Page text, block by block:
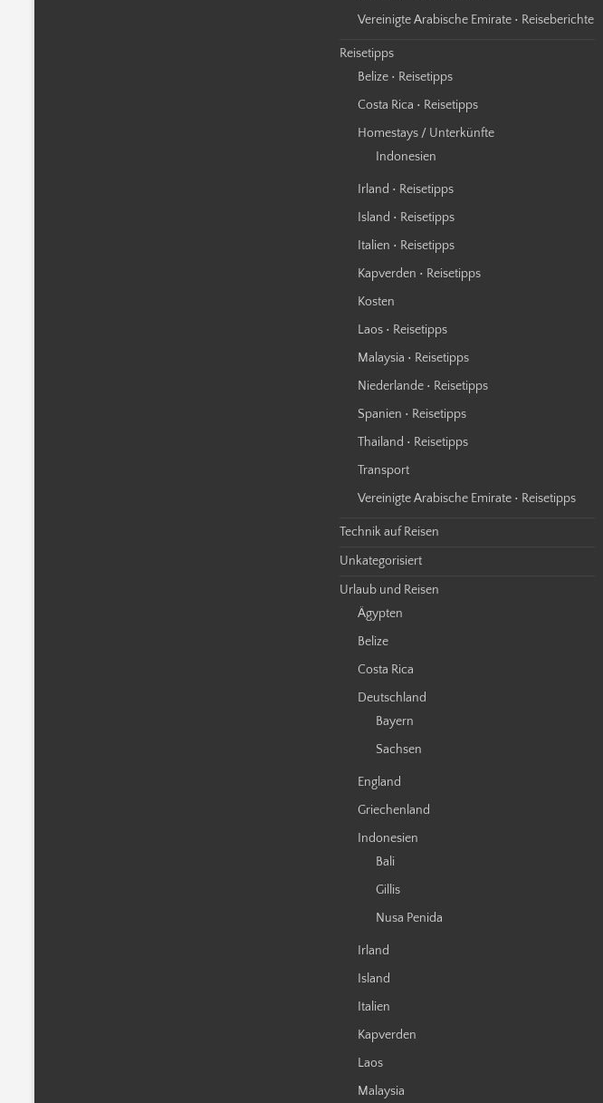
Vereinigte Arabische Emirate • Reiseberichte
Reisetipps
Belize • Reisetipps
Costa Rica • Reisetipps
Homestays / Unterkünfte
Indonesien
Irland • Reisetipps
Island • Reisetipps
Italien • Reisetipps
Kapverden • Reisetipps
Kosten
Laos • Reisetipps
Malaysia • Reisetipps
Niederlande • Reisetipps
Spanien • Reisetipps
Thailand • Reisetipps
Transport
Vereinigte Arabische Emirate • Reisetipps
Technik auf Reisen
Unkategorisiert
Urlaub und Reisen
Ägypten
Belize
Costa Rica
Deutschland
Bayern
Sachsen
England
Griechenland
Indonesien
Bali
Gillis
Nusa Penida
Irland
Island
Italien
Kapverden
Laos
Malaysia